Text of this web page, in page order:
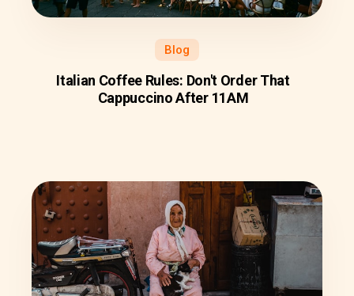
Blog
Italian Coffee Rules: Don't Order That
Cappuccino After 11AM